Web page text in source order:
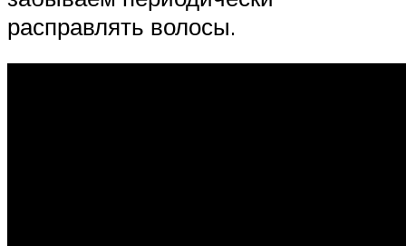
расправлять волосы.